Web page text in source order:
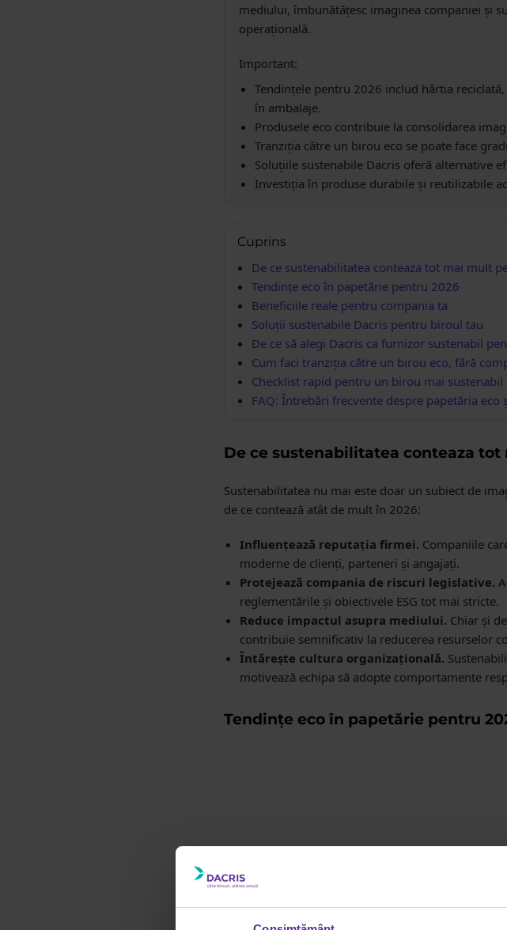
mediului, îmbunătățesc imaginea companiei și
operațională.
Important:
Tendințele pentru 2026 includ hârtia
în ambalaje.
Produsele eco contribuie la consolidarea
Tranziția către un birou eco se poate face
Soluțiile sustenabile Dacris oferă alternative
Investiția în produse durabile și reutilizabile
Cuprins
De ce sustenabilitatea conteaza tot mai mult
Tendințe eco în papetărie pentru 2026
Beneficiile reale pentru compania ta
Soluții sustenabile Dacris pentru biroul tau
De ce să alegi Dacris ca furnizor sustenabil
Cum faci tranziția către un birou eco, fără
Checklist rapid pentru un birou mai sustenabil
FAQ: Întrebări frecvente despre papetăria eco
De ce sustenabilitatea conteaza
Sustenabilitatea nu mai este doar un subiect de
de ce contează atât de mult în 2026:
Influențează reputația firmei. Companiile
moderne de clienți, parteneri și angajați.
Protejează compania de riscuri legislative.
reglementările și obiectivele ESG tot mai stricte.
Reduce impactul asupra mediului. Chiar și
contribuie semnificativ la reducerea resurselor
Întărește cultura organizațională.
motivează echipa să adopte comportamente
Tendințe eco în papetărie pentru